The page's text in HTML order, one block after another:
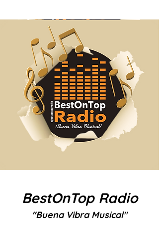
BestOnTop Radio
"Buena Vibra Musical"